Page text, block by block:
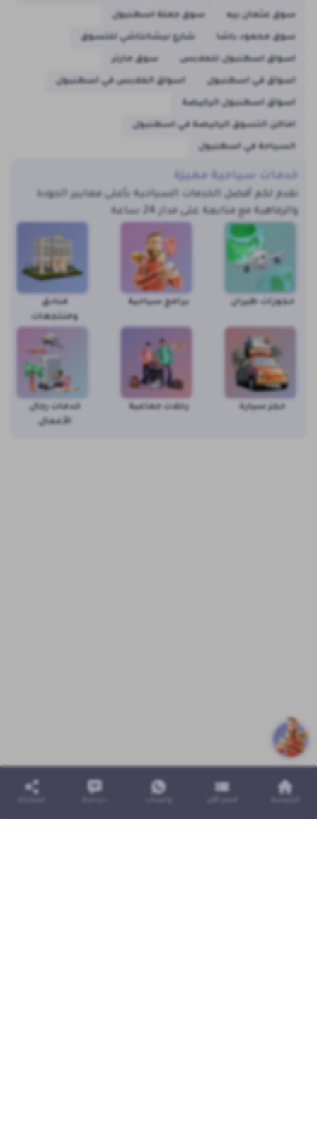
سوق عثمان بيه سوق جملة اسطنبول
سوق محمود باشا شارع نيشانتاشي للتسوق
اسواق اسطنبول للملابس سوق مارتر
اسواق في اسطنبول اسواق الملابس في اسطنبول
اسواق اسطنبول الرخيصة
اماكن التسوق الرخيصة في اسطنبول
السياحة في اسطنبول
خدمات سياحية مميزة
نقدم لكم أفضل الخدمات السياحية بأعلى معايير الجودة
والرفاهية مع متابعة على مدار 24 ساعة
حجوزات طيران برامج سياحية
فنادق
ومنتجعات
حجز سيارة رحلات جماعية
خدمات رجال
الأعمال